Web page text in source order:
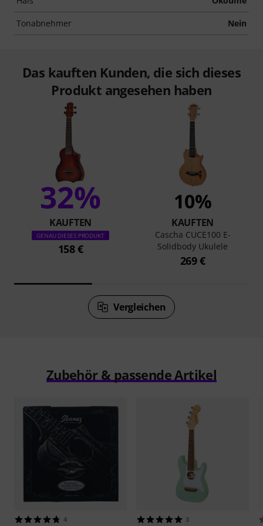
Tonabnehmer Nein
Das kauften Kunden, die sich dieses
Produkt angesehen haben
32%
KAUFTEN
GENAU DIESES PRODUKT
158 €
10%
KAUFTEN
Cascha CUCE100 E-
Solidbody Ukulele
269 €
Vergleichen
Zubehör & passende Artikel
4 3